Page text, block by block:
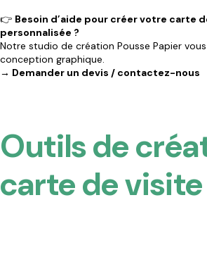
👉 Besoin d’aide pour créer votre carte
personnalisée ?
Notre studio de création Pousse Papier
conception graphique.
→ Demander un devis / contactez-nous
Outils de
carte de visite